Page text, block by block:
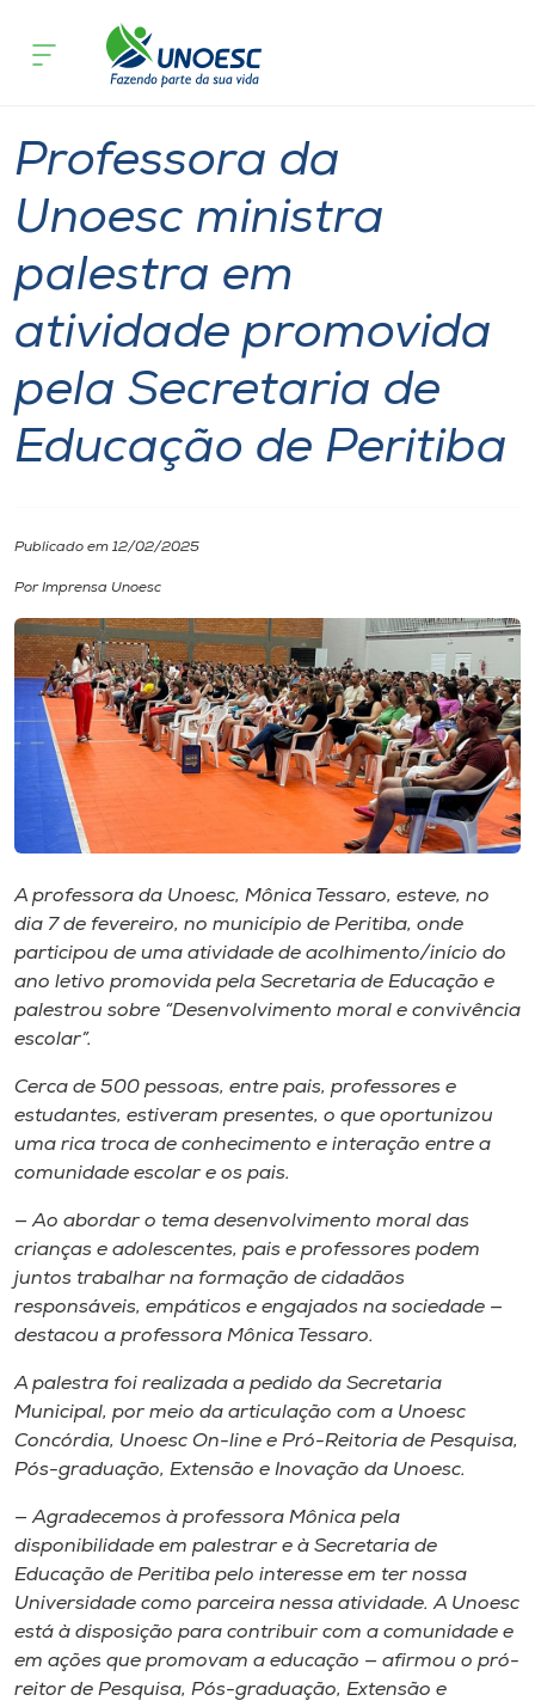
Cursos
Pesquisa
Atendimento ao Estudante
Portal de Ensino
A
Unoesc
I.nova
Diplomados
Cultura
CPA
Editora
Rádio
Museu
Unoesc
Store
Selecione
o idioma
A+
A-
Professora da
Unoesc ministra
palestra em
atividade promovida
pela Secretaria de
Educação de Peritiba
Publicado em 12/02/2025
Por Imprensa Unoesc
A professora da Unoesc, Mônica Tessaro, esteve, no
dia 7 de fevereiro, no município de Peritiba, onde
participou de uma atividade de acolhimento/início do
ano letivo promovida pela Secretaria de Educação e
palestrou sobre “Desenvolvimento moral e convivência
escolar”.
Cerca de 500 pessoas, entre pais, professores e
estudantes, estiveram presentes, o que oportunizou
uma rica troca de conhecimento e interação entre a
comunidade escolar e os pais.
— Ao abordar o tema desenvolvimento moral das
crianças e adolescentes, pais e professores podem
juntos trabalhar na formação de cidadãos
responsáveis, empáticos e engajados na sociedade —
destacou a professora Mônica Tessaro.
A palestra foi realizada a pedido da Secretaria
Municipal, por meio da articulação com a Unoesc
Concórdia, Unoesc On-line e Pró-Reitoria de Pesquisa,
Pós-graduação, Extensão e Inovação da Unoesc.
— Agradecemos à professora Mônica pela
disponibilidade em palestrar e à Secretaria de
Educação de Peritiba pelo interesse em ter nossa
Universidade como parceira nessa atividade. A Unoesc
está à disposição para contribuir com a comunidade e
em ações que promovam a educação — afirmou o pró-
reitor de Pesquisa, Pós-graduação, Extensão e